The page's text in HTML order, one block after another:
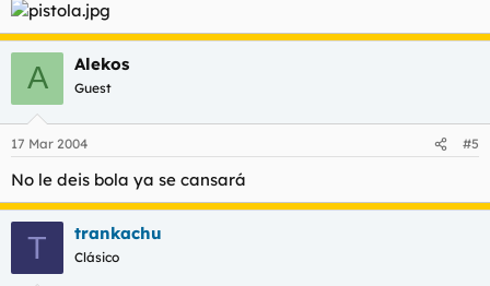
A Alekos
Guest
17 Mar 2004 #5
No le deis bola ya se cansará
T trankachu
Clásico